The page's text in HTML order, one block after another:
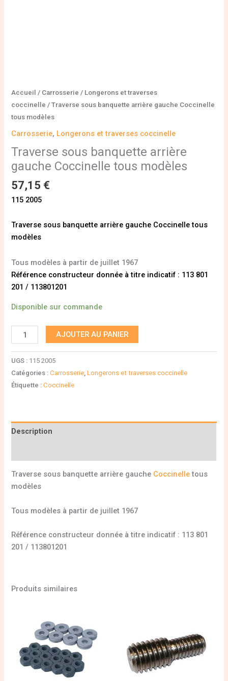
Accueil / Carrosserie / Longerons et traverses
coccinelle / Traverse sous banquette arrière gauche Coccinelle
tous modèles
Carrosserie, Longerons et traverses coccinelle
Traverse sous banquette arrière
gauche Coccinelle tous modèles
57,15 €
115 2005
Traverse sous banquette arrière gauche Coccinelle tous
modèles
Tous modèles à partir de juillet 1967
Référence constructeur donnée à titre indicatif : 113 801
201 / 113801201
Disponible sur commande
AJOUTER AU PANIER
UGS : 115 2005
Catégories :Carrosserie,Longerons et traverses coccinelle
Étiquette :Coccinelle
Description
Traverse sous banquette arrière gauche Coccinelletous
modèles
Tous modèles à partir de juillet 1967
Référence constructeur donnée à titre indicatif : 113 801
201 / 113801201
Produits similaires